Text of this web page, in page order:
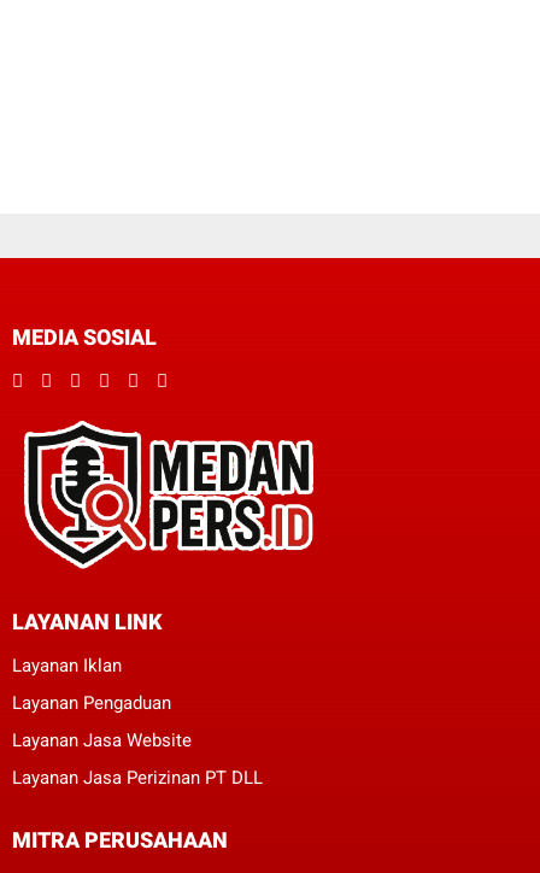
MEDIA SOSIAL
LAYANAN LINK
Layanan Iklan
Layanan Pengaduan
Layanan Jasa Website
Layanan Jasa Perizinan PT DLL
MITRA PERUSAHAAN